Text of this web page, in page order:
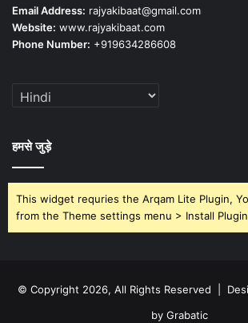
Email Address: rajyakibaat@gmail.com
Website: www.rajyakibaat.com
Phone Number: +919634286608
हमसे जुड़े
This widget requries the Arqam Lite Plugin,
from the Theme settings menu > Install
© Copyright 2026, All Rights Reserved |
by Grabatic